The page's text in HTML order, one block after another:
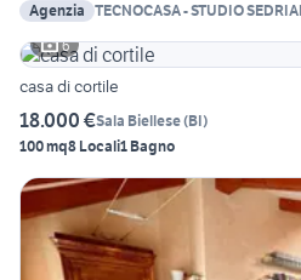
Agenzia
6
casa di cortile
18.000 €Sala Biellese(BI)
100 mq8 Locali1 Bagno